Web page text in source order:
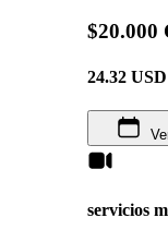
$20.000
24.32 USD
servicios